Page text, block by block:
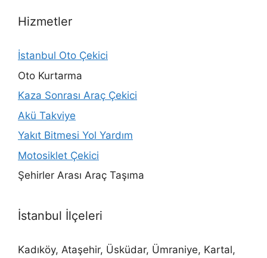
Hizmetler
İstanbul Oto Çekici
Oto Kurtarma
Kaza Sonrası Araç Çekici
Akü Takviye
Yakıt Bitmesi Yol Yardım
Motosiklet Çekici
Şehirler Arası Araç Taşıma
İstanbul İlçeleri
Kadıköy, Ataşehir, Üsküdar, Ümraniye, Kartal,